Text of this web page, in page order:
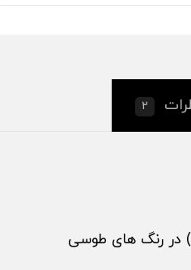
2
در رنگ های طوسی